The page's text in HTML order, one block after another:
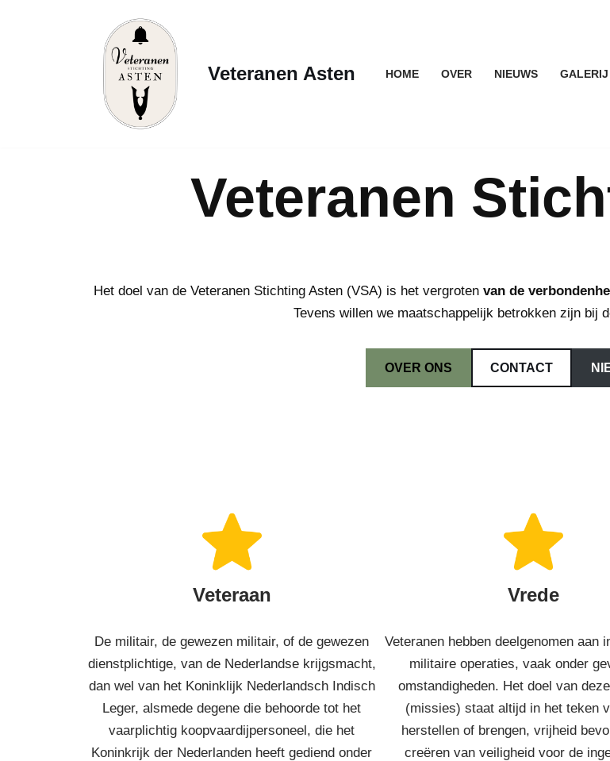
Veteranen Asten HOME OVER NIEUWS GALERIJ
Veteranen
Het doel van de Veteranen Stichting Asten (VSA) is het vergroten van de
Tevens willen we maatschappelijk betrokken zijn bij
OVER ONS CONTACT
Veteraan
De militair, de gewezen militair, of de gewezen
dienstplichtige, van de Nederlandse krijgsmacht,
dan wel van het Koninklijk Nederlandsch Indisch
Leger, alsmede degene die behoorde tot het
vaarplichtig koopvaardijpersoneel, die het
Koninkrijk der Nederlanden heeft gediend onder
Vrede
Veteranen hebben deelgenomen aan
militaire operaties, vaak onder
omstandigheden. Het doel van
(missies) staat altijd in het teken
herstellen of brengen, vrijheid
creëren van veiligheid voor de